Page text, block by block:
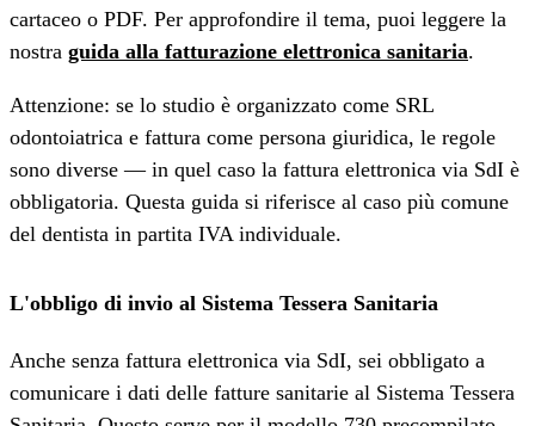
cartaceo o PDF. Per approfondire il tema, puoi leggere la
nostra guida alla fatturazione elettronica sanitaria.
Attenzione: se lo studio è organizzato come SRL
odontoiatrica e fattura come persona giuridica, le regole
sono diverse — in quel caso la fattura elettronica via SdI è
obbligatoria. Questa guida si riferisce al caso più comune
del dentista in partita IVA individuale.
L'obbligo di invio al Sistema Tessera Sanitaria
Anche senza fattura elettronica via SdI, sei obbligato a
comunicare i dati delle fatture sanitarie al Sistema Tessera